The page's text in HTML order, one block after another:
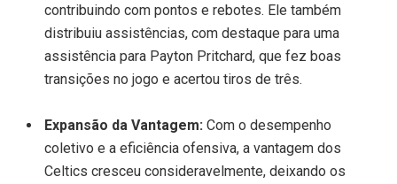
contribuindo com pontos e rebotes. Ele também
distribuiu assistências, com destaque para uma
assistência para Payton Pritchard, que fez boas
transições no jogo e acertou tiros de três.
Expansão da Vantagem: Com o desempenho
coletivo e a eficiência ofensiva, a vantagem dos
Celtics cresceu consideravelmente, deixando os